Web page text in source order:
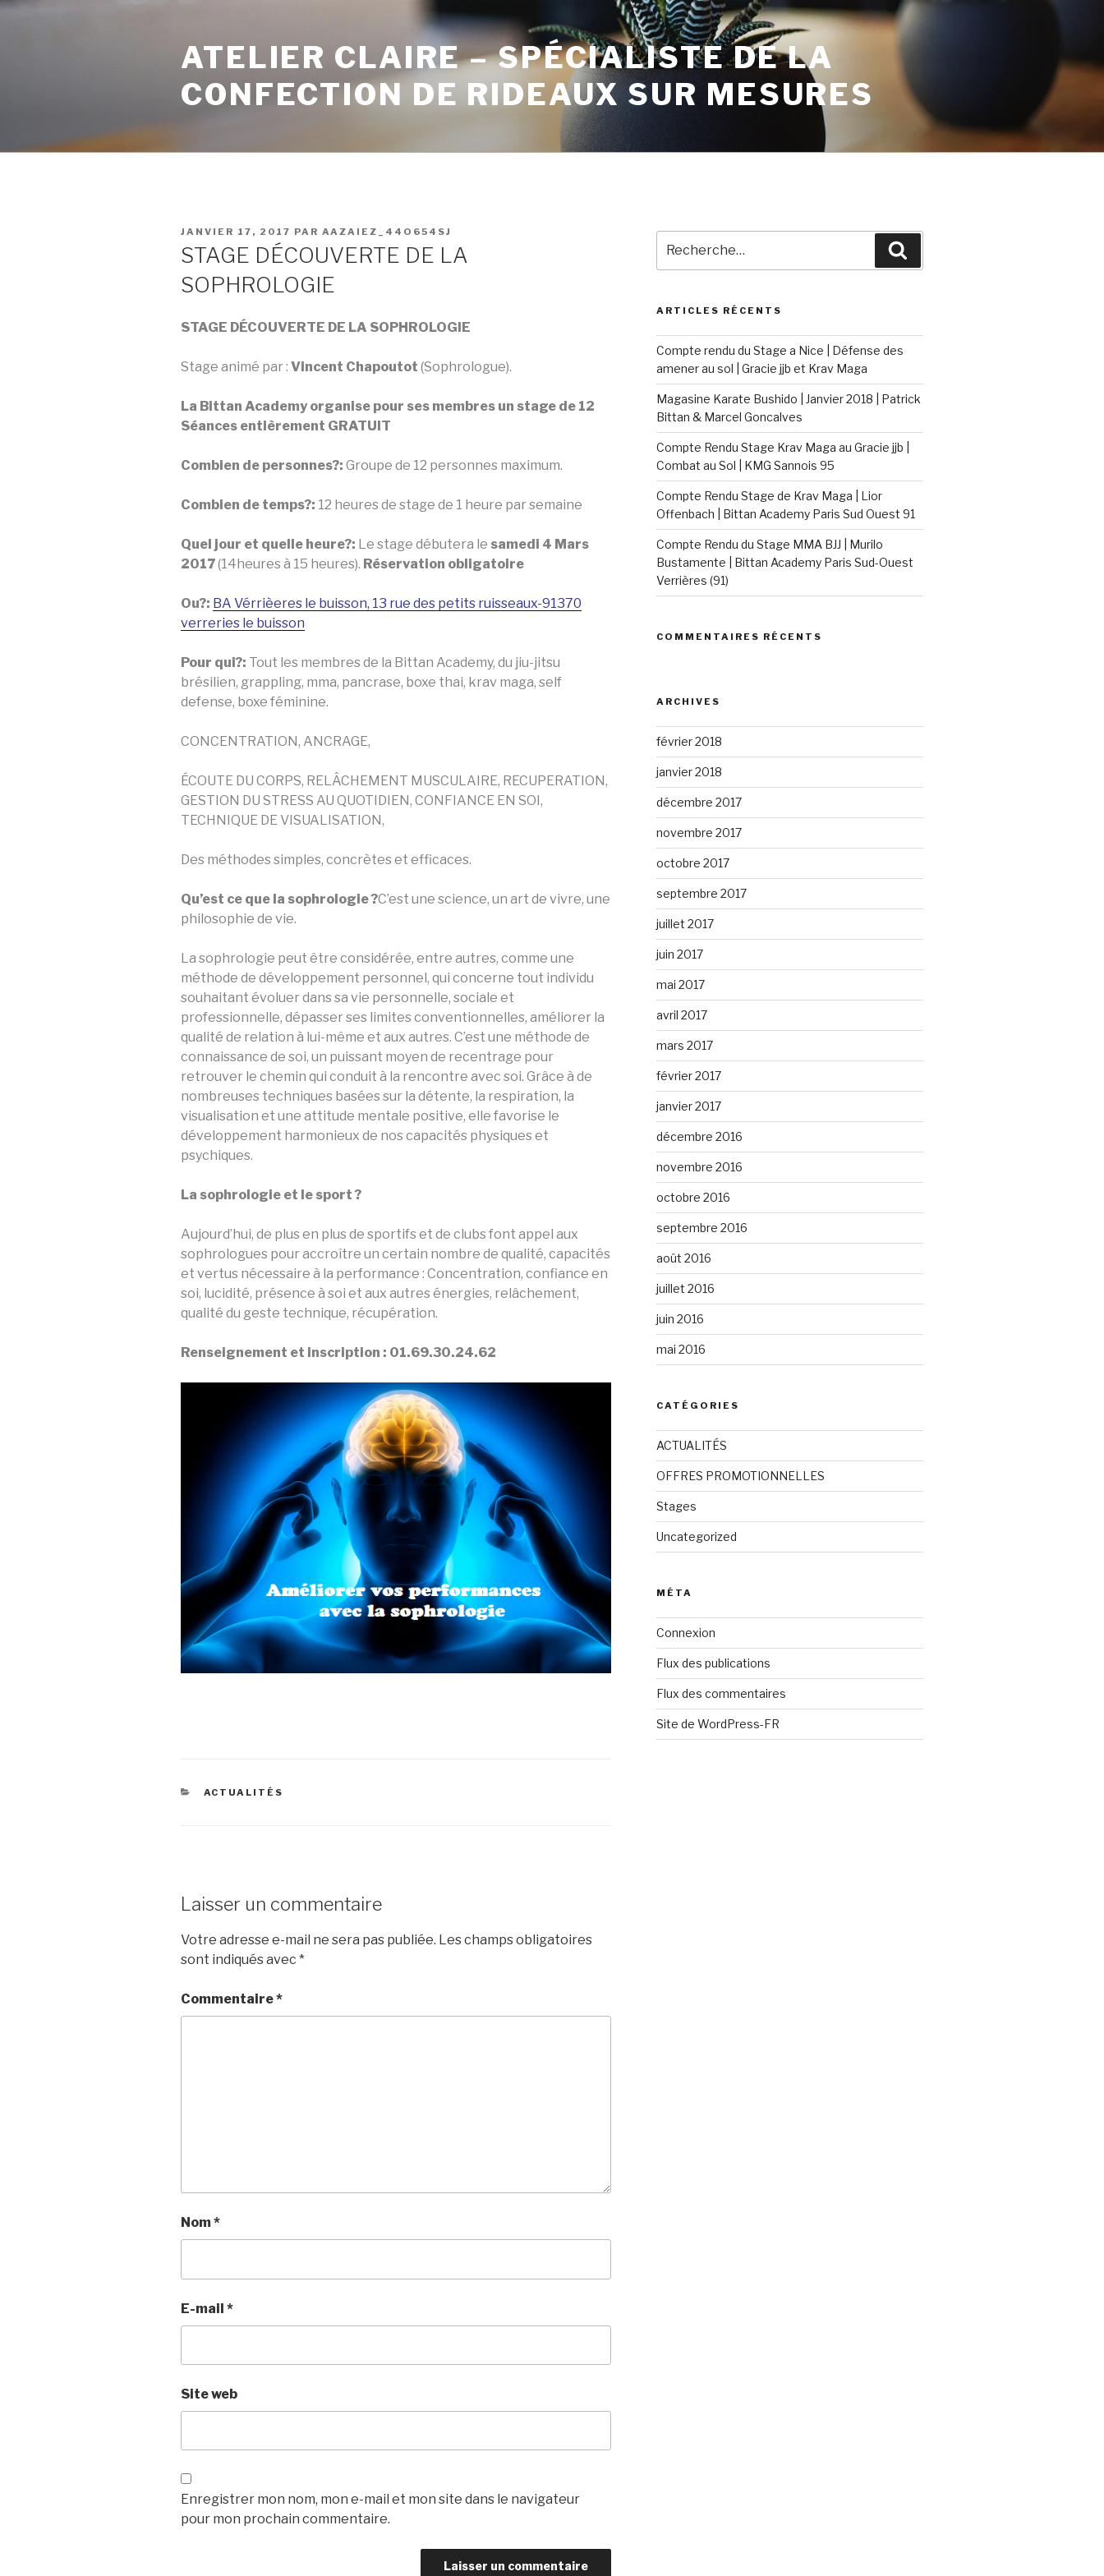
ATELIER CLAIRE – SPÉCIALISTE DE LA
CONFECTION DE RIDEAUX SUR MESURES
JANVIER 17, 2017 PAR AAZAIEZ_44O654SJ
STAGE DÉCOUVERTE DE LA
SOPHROLOGIE
STAGE DÉCOUVERTE DE LA SOPHROLOGIE
Stage animé par : Vincent Chapoutot (Sophrologue).
La Bittan Academy organise pour ses membres un stage de 12
Séances entièrement GRATUIT
Combien de personnes?: Groupe de 12 personnes maximum.
Combien de temps?: 12 heures de stage de 1 heure par semaine
Quel jour et quelle heure?: Le stage débutera le samedi 4 Mars
2017(14heures à 15 heures). Réservation obligatoire
Ou?: BA Vérrièeres le buisson, 13 rue des petits ruisseaux-91370
verreries le buisson
Pour qui?: Tout les membres de la Bittan Academy, du jiu-jitsu
brésilien, grappling, mma, pancrase, boxe thai, krav maga, self
defense, boxe féminine.
CONCENTRATION, ANCRAGE,
ÉCOUTE DU CORPS, RELÂCHEMENT MUSCULAIRE, RECUPERATION,
GESTION DU STRESS AU QUOTIDIEN, CONFIANCE EN SOI,
TECHNIQUE DE VISUALISATION,
Des méthodes simples, concrètes et efficaces.
Qu’est ce que la sophrologie ?C’est une science, un art de vivre, une
philosophie de vie.
La sophrologie peut être considérée, entre autres, comme une
méthode de développement personnel, qui concerne tout individu
souhaitant évoluer dans sa vie personnelle, sociale et
professionnelle, dépasser ses limites conventionnelles, améliorer la
qualité de relation à lui-même et aux autres. C’est une méthode de
connaissance de soi, un puissant moyen de recentrage pour
retrouver le chemin qui conduit à la rencontre avec soi. Grâce à de
nombreuses techniques basées sur la détente, la respiration, la
visualisation et une attitude mentale positive, elle favorise le
développement harmonieux de nos capacités physiques et
psychiques.
La sophrologie et le sport ?
Aujourd’hui, de plus en plus de sportifs et de clubs font appel aux
sophrologues pour accroître un certain nombre de qualité, capacités
et vertus nécessaire à la performance : Concentration, confiance en
soi, lucidité, présence à soi et aux autres énergies, relâchement,
qualité du geste technique, récupération.
Renseignement et inscription : 01.69.30.24.62
ACTUALITÉS
Laisser un commentaire
Votre adresse e-mail ne sera pas publiée. Les champs obligatoires
sont indiqués avec *
Commentaire*
Nom*
E-mail *
Site web
Enregistrer mon nom, mon e-mail et mon site dans le navigateur
pour mon prochain commentaire.
ARTICLES RÉCENTS
Compte rendu du Stage a Nice | Défense des
amener au sol | Gracie jjb et Krav Maga
Magasine Karate Bushido | Janvier 2018 | Patrick
Bittan & Marcel Goncalves
Compte Rendu Stage Krav Maga au Gracie jjb |
Combat au Sol | KMG Sannois 95
Compte Rendu Stage de Krav Maga | Lior
Offenbach | Bittan Academy Paris Sud Ouest 91
Compte Rendu du Stage MMA BJJ | Murilo
Bustamente | Bittan Academy Paris Sud-Ouest
Verrières (91)
COMMENTAIRES RÉCENTS
ARCHIVES
février 2018
janvier 2018
décembre 2017
novembre 2017
octobre 2017
septembre 2017
juillet 2017
juin 2017
mai 2017
avril 2017
mars 2017
février 2017
janvier 2017
décembre 2016
novembre 2016
octobre 2016
septembre 2016
août 2016
juillet 2016
juin 2016
mai 2016
CATÉGORIES
ACTUALITÉS
OFFRES PROMOTIONNELLES
Stages
Uncategorized
MÉTA
Connexion
Flux des publications
Flux des commentaires
Site de WordPress-FR